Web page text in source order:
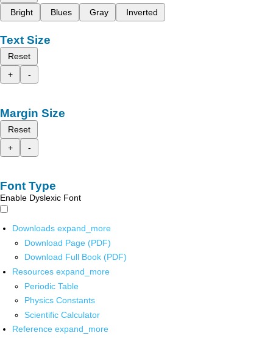
Bright
Blues Gray Inverted
Text Size
Reset
+
-
Margin Size
Reset
+
-
Font Type
Enable Dyslexic Font
Downloads expand_more
Download Page (PDF)
Download Full Book (PDF)
Resources expand_more
Periodic Table
Physics Constants
Scientific Calculator
Reference expand_more